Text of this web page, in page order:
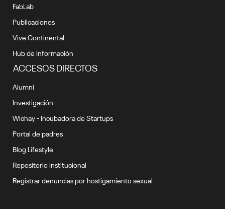
FabLab
Publicaciones
Vive Continental
Hub de Información
ACCESOS DIRECTOS
Alumni
Investigación
Wichay - Incubadora de Startups
Portal de padres
Blog Lifestyle
Repositorio Institucional
Registrar denuncias por hostigamiento sexual